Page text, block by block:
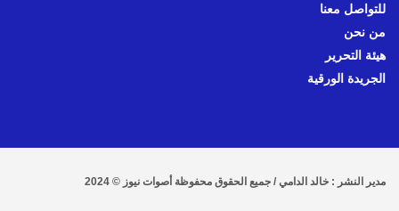
للتواصل معنا
من نحن
هيئة التحرير
الجريدة الورقية
مدير النشر : خالد الدامي / جميع الحقوق محفوظة أصوات نيوز © 2024